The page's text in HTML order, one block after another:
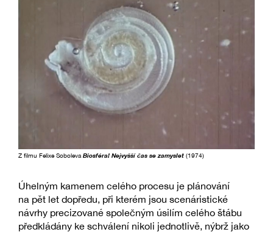
Z filmu Felixe Soboleva Biosféra! Nejvyšší čas se zamyslet (1974)
Úhelným kamenem celého procesu je plánování
na pět let dopředu, při kterém jsou scenáristické
návrhy precizované společným úsilím celého štábu
předkládány ke schválení nikoli jednotlivě, nýbrž jako